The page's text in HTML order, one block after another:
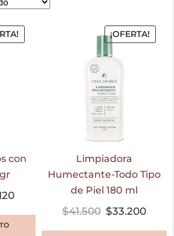
con
¡OFERTA!
Limpiadora
Humectante-Todo Tipo
de Piel 180 ml
$41.500 $33.200